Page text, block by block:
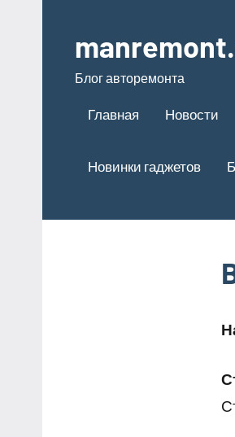
содержимому
Блог авторемонта
Главная Новости
Новинки гаджетов